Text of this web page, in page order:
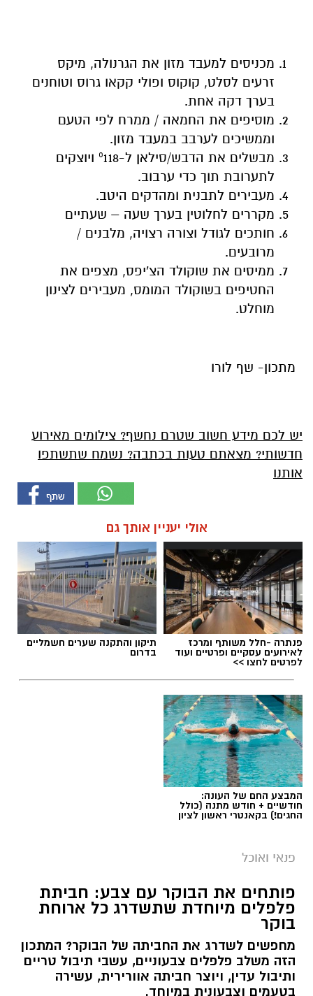
מכניסים למעבד מזון את הגרנולה, מיקס
זרעים לסלט, קוקוס ופולי קקאו גרוס וטוחנים
בערך דקה אחת.
מוסיפים את החמאה / ממרח לפי הטעם
וממשיכים לערבב במעבד מזון.
מבשלים את הדבש/סילאן ל-º118 ויוצקים
לתערובת תוך כדי ערבוב.
מעבירים לתבנית ומהדקים היטב.
מקררים לחלוטין בערך שעה – שעתיים
חותכים לגודל וצורה רצויה, מלבנים /
מרובעים.
ממיסים את שוקולד הצ'יפס, מצפים את
החטיפים בשוקולד המומס, מעבירים לצינון
מוחלט.
מתכון- שף לורו
יש לכם מידע חשוב שטרם נחשף? צילומים מאירוע
חדשותי? מצאתם טעות בכתבה? נשמח שתשתפו
אותנו
אולי יעניין אותך גם
פנתרה -חלל משותף ומרכז
לאירועים עסקיים ופרטיים ועוד
לפרטים לחצו >>
תיקון והתקנה שערים חשמליים
בדרום
המבצע החם של העונה:
חודשיים + חודש מתנה (כולל
החגים!) בקאנטרי ראשון לציון
פנאי ואוכל
פותחים את הבוקר עם צבע: חביתת
פלפלים מיוחדת שתשדרג כל ארוחת
בוקר
מחפשים לשדרג את החביתה של הבוקר? המתכון
הזה משלב פלפלים צבעוניים, עשבי תיבול טריים
ותיבול עדין, ויוצר חביתה אוורירית, עשירה
בטעמים וצבעונית במיוחד.